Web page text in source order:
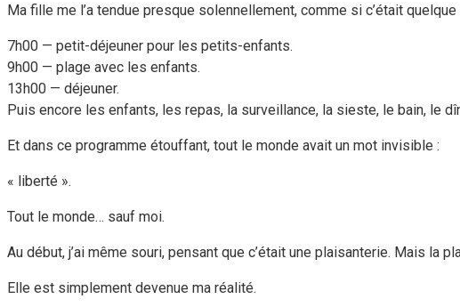
Ma fille me l’a tendue presque solennellement, comme si c’était
7h00 — petit-déjeuner pour les petits-enfants.
9h00 — plage avec les enfants.
13h00 — déjeuner.
Puis encore les enfants, les repas, la surveillance, la sieste, le bain, le
Et dans ce programme étouffant, tout le monde avait un mot invisible :
« liberté ».
Tout le monde… sauf moi.
Au début, j’ai même souri, pensant que c’était une plaisanterie. Mais la
Elle est simplement devenue ma réalité.